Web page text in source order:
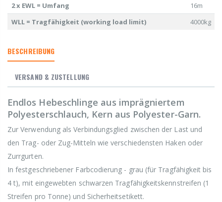
2 x EWL = Umfang
16m
WLL = Tragfähigkeit (working load limit)
4000kg
BESCHREIBUNG
VERSAND & ZUSTELLUNG
Endlos Hebeschlinge aus imprägniertem
Polyesterschlauch, Kern aus Polyester-Garn.
Zur Verwendung als Verbindungsglied zwischen der Last und
den Trag- oder Zug-Mitteln wie verschiedensten Haken oder
Zurrgurten.
In festgeschriebener Farbcodierung - grau (für Tragfähigkeit bis
4 t), mit eingewebten schwarzen Tragfähigkeitskennstreifen (1
Streifen pro Tonne) und Sicherheitsetikett.